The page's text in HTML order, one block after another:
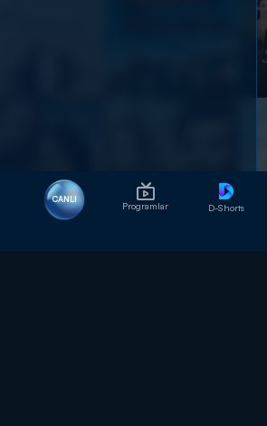
CANLI
Programlar D-Shorts